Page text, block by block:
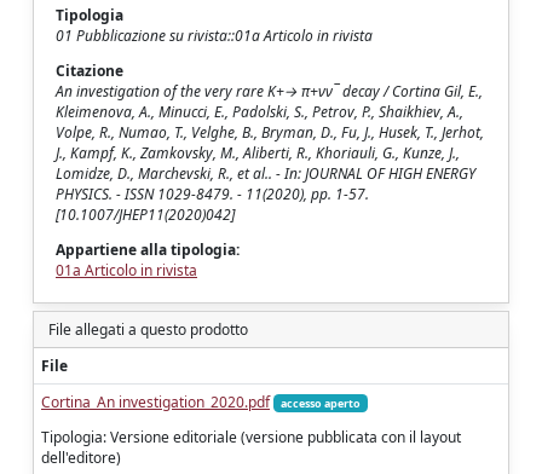
Tipologia
01 Pubblicazione su rivista::01a Articolo in rivista
Citazione
An investigation of the very rare K+→ π+νν¯ decay / Cortina Gil, E.,
Kleimenova, A., Minucci, E., Padolski, S., Petrov, P., Shaikhiev, A.,
Volpe, R., Numao, T., Velghe, B., Bryman, D., Fu, J., Husek, T., Jerhot,
J., Kampf, K., Zamkovsky, M., Aliberti, R., Khoriauli, G., Kunze, J.,
Lomidze, D., Marchevski, R., et al.. - In: JOURNAL OF HIGH ENERGY
PHYSICS. - ISSN 1029-8479. - 11(2020), pp. 1-57.
[10.1007/JHEP11(2020)042]
Appartiene alla tipologia:
01a Articolo in rivista
File allegati a questo prodotto
File
Cortina_An investigation_2020.pdf
accesso aperto
Tipologia: Versione editoriale (versione pubblicata con il layout
dell'editore)